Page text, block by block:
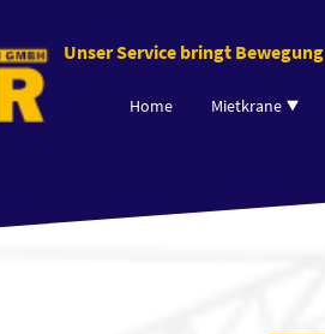
Unser Service bringt Bewegung
Home Mietkrane